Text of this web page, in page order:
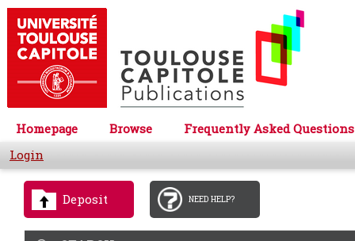
Homepage Browse
Frequently Asked Questions
Login
Deposit NEED HELP?